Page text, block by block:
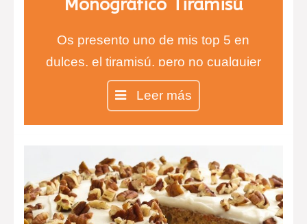
Monográfico Tiramisú
Os presento uno de mis top 5 en
dulces, el tiramisú, pero no cualquier
tiramisú, sino el auténtico tiramisú
Leer más